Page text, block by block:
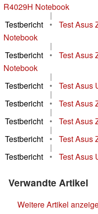
R4029H Notebook
|
Testbericht
•
Test Asus
Notebook
|
Testbericht
•
Test Asus
Notebook
|
Testbericht
• Test Asus
|
Testbericht
• Test Asus
|
Testbericht
• Test Asus
|
Testbericht
• Test Asus
|
Testbericht
• Test Asus
Verwandte Artikel
Weitere Artikel